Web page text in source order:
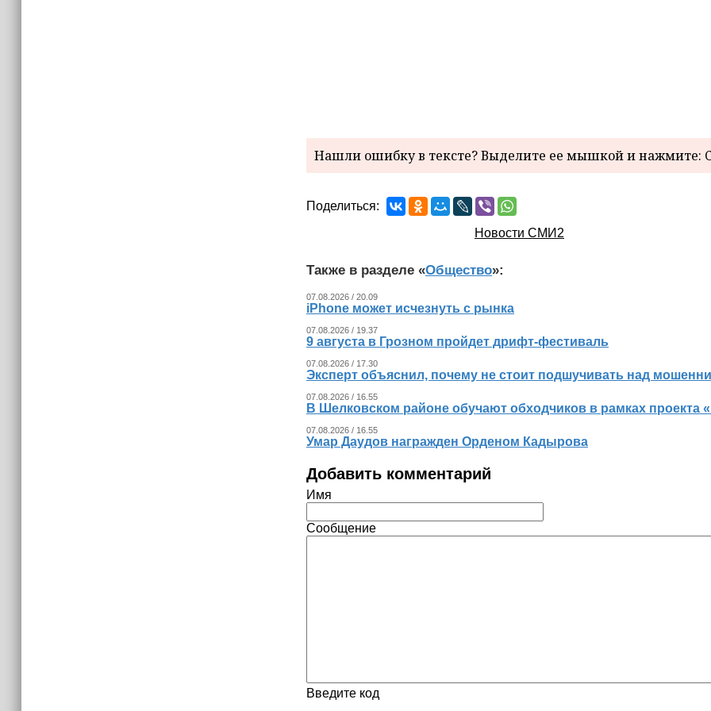
Нашли ошибку в тексте? Выделите ее мышкой и нажмите:
Поделиться:
Новости СМИ2
Также в разделе «Общество»:
07.08.2026 / 20.09
iPhone может исчезнуть с рынка
07.08.2026 / 19.37
9 августа в Грозном пройдет дрифт-фестиваль
07.08.2026 / 17.30
Эксперт объяснил, почему не стоит подшучивать над
07.08.2026 / 16.55
В Шелковском районе обучают обходчиков в рамках
07.08.2026 / 16.55
Умар Даудов награжден Орденом Кадырова
Добавить комментарий
Имя
Сообщение
Введите код